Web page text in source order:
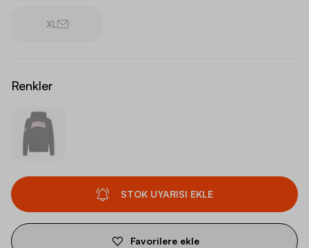
XL
Renkler
STOK UYARISI EKLE
Favorilere ekle